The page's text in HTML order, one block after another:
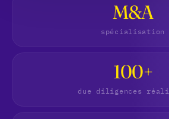
M&A
spécialisation
100+
due diligences